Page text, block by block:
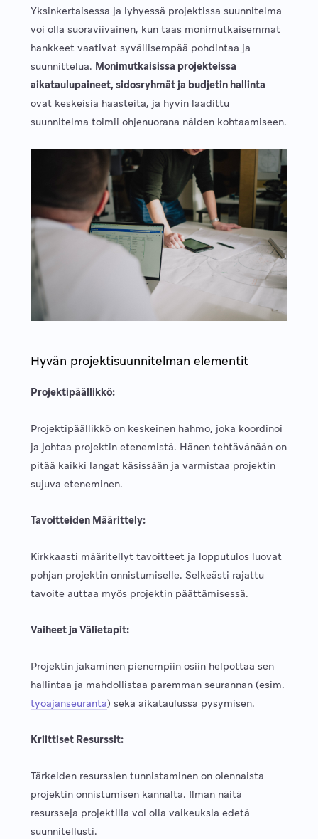
Yksinkertaisessa ja lyhyessä projektissa suunnitelma
voi olla suoraviivainen, kun taas monimutkaisemmat
hankkeet vaativat syvällisempää pohdintaa ja
suunnittelua. Monimutkaisissa projekteissa
aikataulupaineet, sidosryhmät ja budjetin hallinta
ovat keskeisiä haasteita, ja hyvin laadittu
suunnitelma toimii ohjenuorana näiden kohtaamiseen.
Hyvän projektisuunnitelman elementit
Projektipäällikkö:
Projektipäällikkö on keskeinen hahmo, joka koordinoi
ja johtaa projektin etenemistä. Hänen tehtävänään on
pitää kaikki langat käsissään ja varmistaa projektin
sujuva eteneminen.
Tavoitteiden Määrittely:
Kirkkaasti määritellyt tavoitteet ja lopputulos luovat
pohjan projektin onnistumiselle. Selkeästi rajattu
tavoite auttaa myös projektin päättämisessä.
Vaiheet ja Välietapit:
Projektin jakaminen pienempiin osiin helpottaa sen
hallintaa ja mahdollistaa paremman seurannan (esim.
työajanseuranta) sekä aikataulussa pysymisen.
Kriittiset Resurssit:
Tärkeiden resurssien tunnistaminen on olennaista
projektin onnistumisen kannalta. Ilman näitä
resursseja projektilla voi olla vaikeuksia edetä
suunnitellusti.